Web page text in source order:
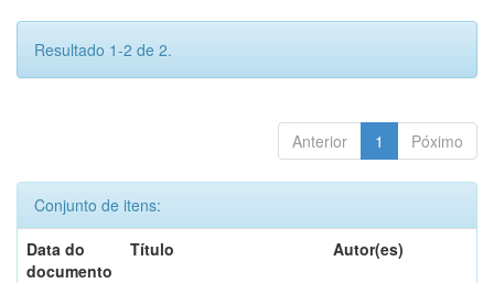
Resultado 1-2 de 2.
Anterior 1 Póximo
Conjunto de itens:
Data do
documento
Título Autor(es)